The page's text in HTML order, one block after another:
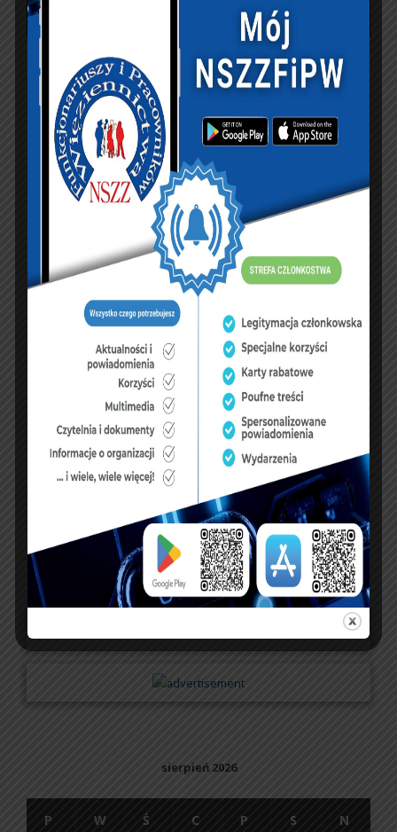
PREVIOUS ARTICLE
Gdzie się podział
projekt zmian w art.
15a?
NEXT ARTICLE
Budżet na 2021 rok
służby
KSIĘGA GOŚCI:
Zobacz księgę
dopisz do księgi
NASZ FACEBOOK
UBEZPIECZENIA
sierpień 2026
P W Ś C P S N